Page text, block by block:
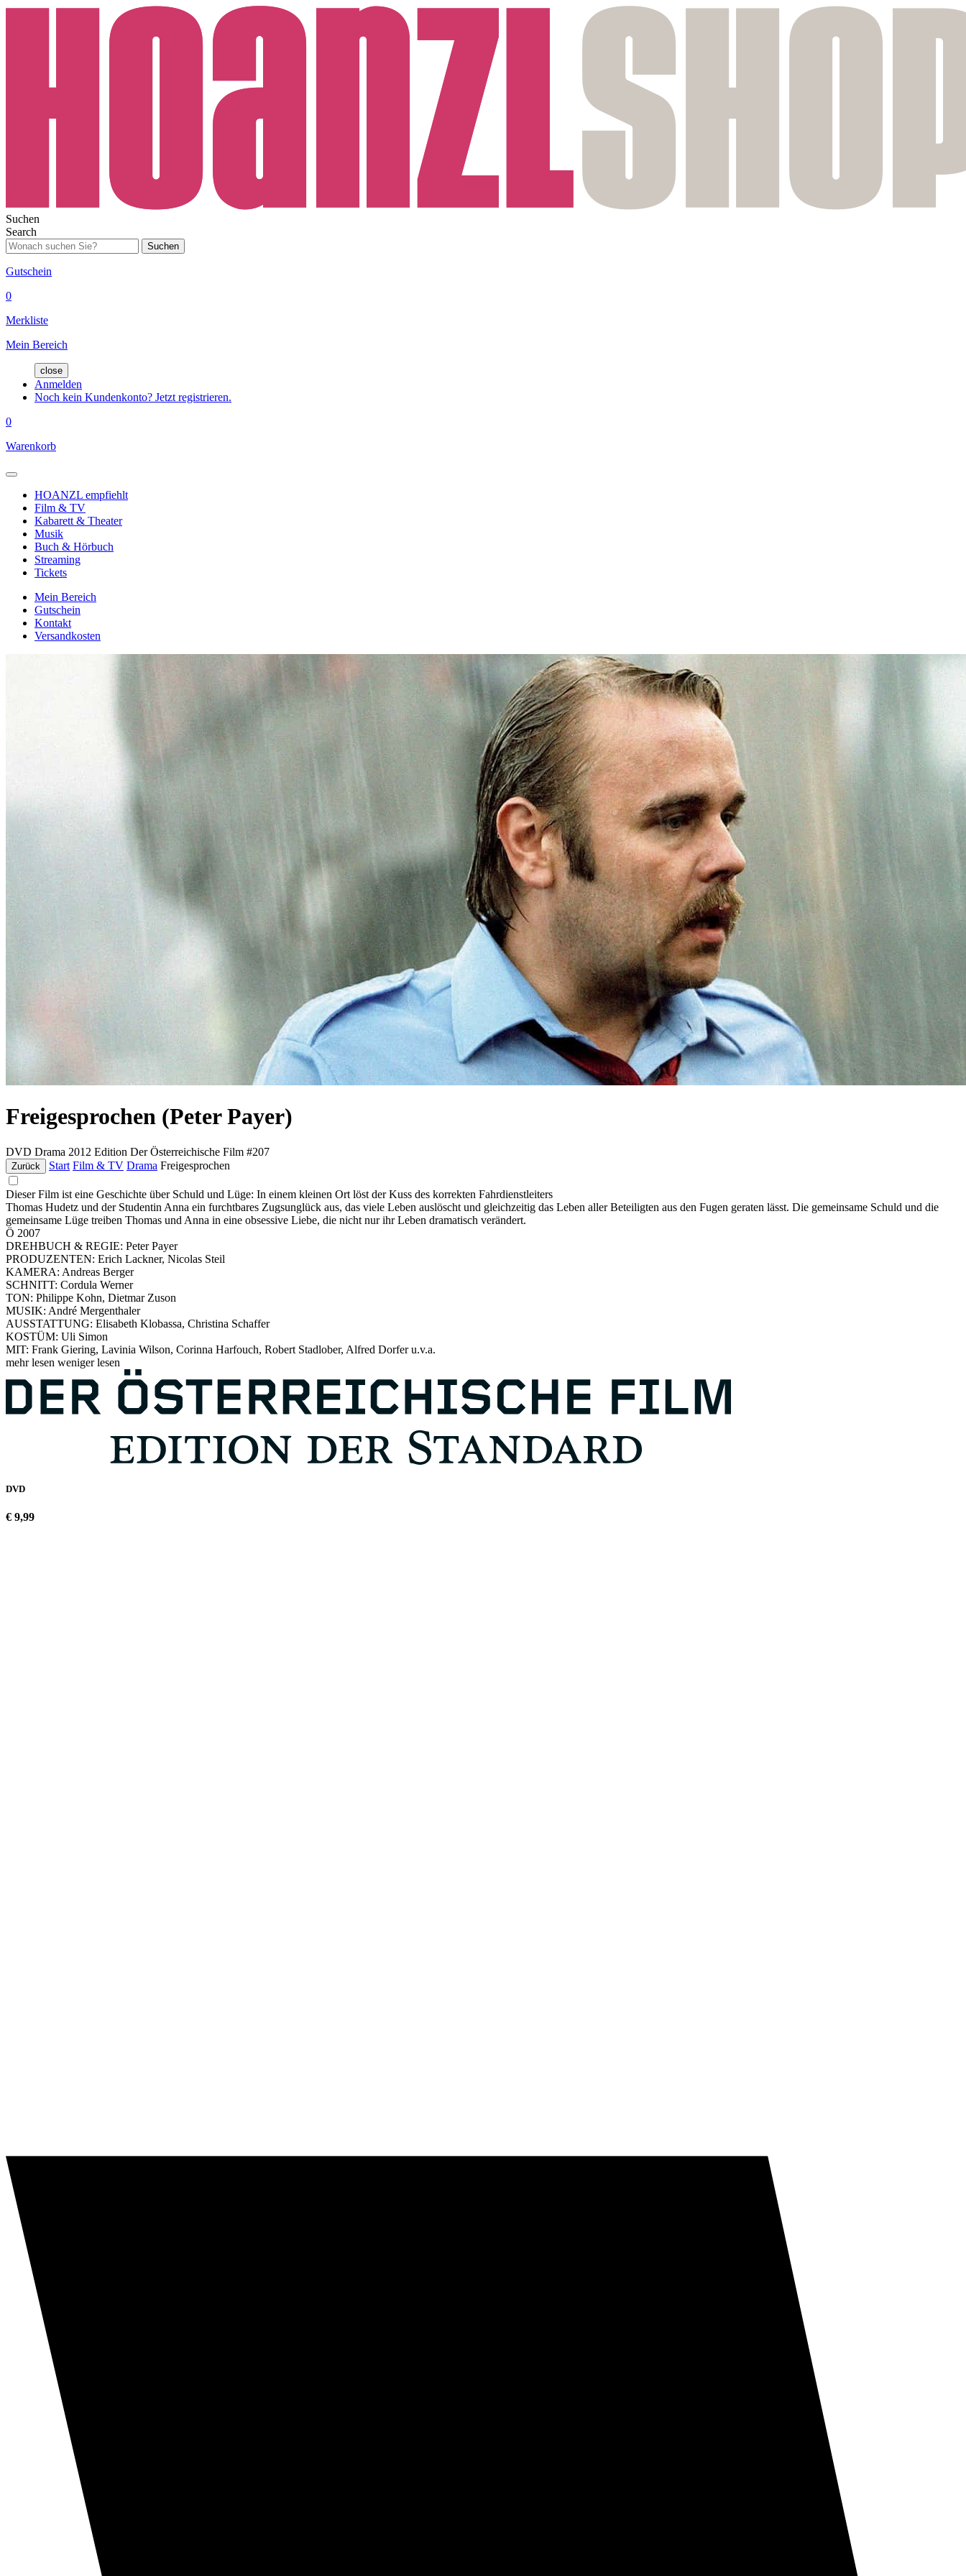
Suchen
Search
Suchen
Gutschein
0
Merkliste
Mein Bereich
close
Anmelden
Noch kein Kundenkonto? Jetzt registrieren.
0
Warenkorb
HOANZL empfiehlt
Film & TV
Kabarett & Theater
Musik
Buch & Hörbuch
Streaming
Tickets
Mein Bereich
Gutschein
Kontakt
Versandkosten
Freigesprochen (Peter Payer)
DVD Drama 2012 Edition Der Österreichische Film #207
Zurück Start Film & TV Drama Freigesprochen
Dieser Film ist eine Geschichte über Schuld und Lüge: In einem kleinen Ort löst der Kuss des korrekten Fahrdienstleiters
Thomas Hudetz und der Studentin Anna ein furchtbares Zugsunglück aus, das viele Leben auslöscht und gleichzeitig das Leben aller Beteiligten aus den Fugen geraten lässt. Die gemeinsame Schuld und die
gemeinsame Lüge treiben Thomas und Anna in eine obsessive Liebe, die nicht nur ihr Leben dramatisch verändert.
Ö 2007
DREHBUCH & REGIE: Peter Payer
PRODUZENTEN: Erich Lackner, Nicolas Steil
KAMERA: Andreas Berger
SCHNITT: Cordula Werner
TON: Philippe Kohn, Dietmar Zuson
MUSIK: André Mergenthaler
AUSSTATTUNG: Elisabeth Klobassa, Christina Schaffer
KOSTÜM: Uli Simon
MIT: Frank Giering, Lavinia Wilson, Corinna Harfouch, Robert Stadlober, Alfred Dorfer u.v.a.
mehr lesen weniger lesen
DVD
€ 9,99